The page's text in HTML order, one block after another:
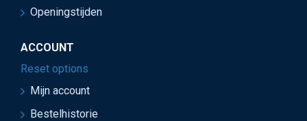
Openingstijden
ACCOUNT
Reset options
Mijn account
Bestelhistorie